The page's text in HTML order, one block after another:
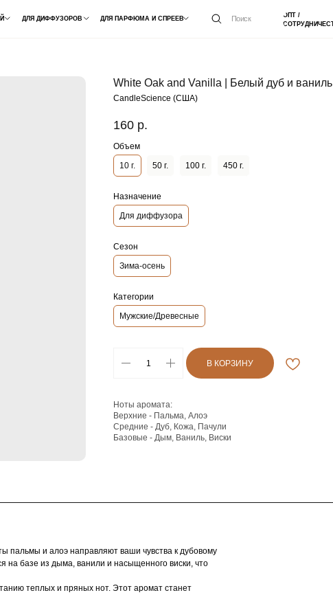
ОПТ /
СОТРУДНИЧЕСТВО
ДЛЯ ПАРФЮМА И СПРЕЕВ Поиск
White Oak and Vanilla | Белый дуб и ваниль
CandleScience (США)
160 р.
Объем
10 г.
50 г. 100 г. 450 г.
Назначение
Для диффузора
Сезон
Зима-осень
Категории
Мужские/Древесные
В КОРЗИНУ
Ноты аромата:
Верхние - Пальма, Алоэ
Средние - Дуб, Кожа, Пачули
Базовые - Дым, Ваниль, Виски
пальмы и алоэ направляют ваши чувства к дубовому
на базе из дыма, ванили и насыщенного виски, что
теплых и пряных нот. Этот аромат станет